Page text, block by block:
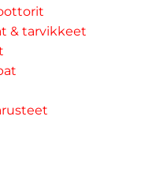
& tarvikkeet